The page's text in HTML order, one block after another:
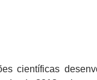
científicas